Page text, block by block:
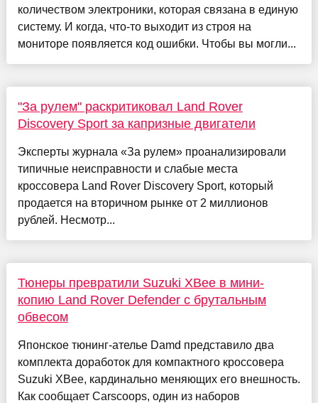
количеством электроники, которая связана в единую
систему. И когда, что-то выходит из строя на
мониторе появляется код ошибки. Чтобы вы могли...
"За рулем" раскритиковал Land Rover
Discovery Sport за капризные двигатели
Эксперты журнала «За рулем» проанализировали
типичные неисправности и слабые места
кроссовера Land Rover Discovery Sport, который
продается на вторичном рынке от 2 миллионов
рублей. Несмотр...
Тюнеры превратили Suzuki XBee в мини-
копию Land Rover Defender с брутальным
обвесом
Японское тюнинг-ателье Damd представило два
комплекта доработок для компактного кроссовера
Suzuki XBee, кардинально меняющих его внешность.
Как сообщает Carscoops, один из наборов